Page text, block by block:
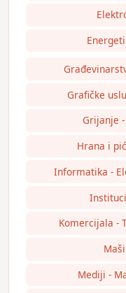
Grafičke
Grijanje
Hrana i
Informatika -
Komercijala -
Mediji -